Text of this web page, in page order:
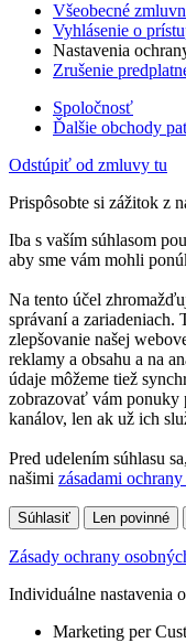
Všeobecné
Vyhlásenie o
Nastavenia
Zrušenie
Spoločnosť
Ďalšie obchody
Odstúpiť od zmluvy tu
Prispôsobte si zážitok z
Iba s vaším súhlasom
aby sme vám mohli
Na tento účel
správaní a zariadeniach.
zlepšovanie našej
reklamy a obsahu a na
údaje môžeme tiež
zobrazovať vám ponuky
kanálov, len ak už ich
Pred udelením súhlasu
našimi zásadami
Súhlasiť Len povinné
Zásady ochrany
Individuálne nastavenia
Marketing per